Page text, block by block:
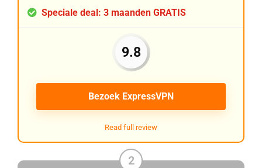
Speciale deal: 3 maanden GRATIS
9.8
Bezoek ExpressVPN
Read full review
2